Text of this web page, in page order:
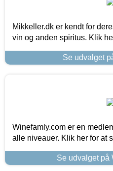
Mikkeller.dk er kendt for
vin og anden spiritus. Klik
Se udvalget
Winefamly.com er en
alle niveauer. Klik her for at
Se udvalget på